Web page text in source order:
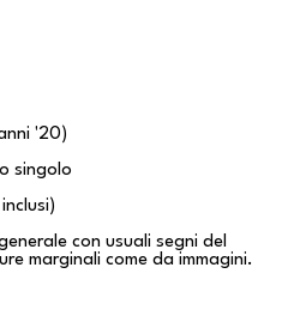
'20)
singolo
con usuali segni del
marginali come da immagini.